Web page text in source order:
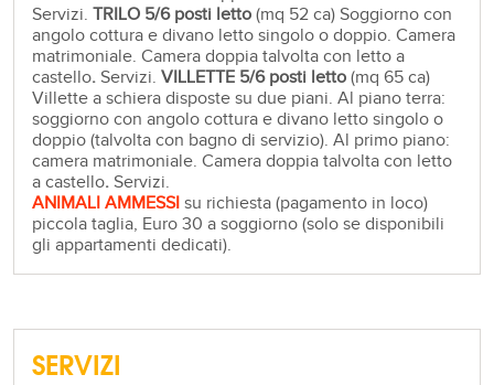
Servizi.TRILO 5/6 posti letto (mq 52 ca) Soggiorno con
angolo cottura e divano letto singolo o doppio. Camera
matrimoniale. Camera doppia talvolta con letto a
castello. Servizi.VILLETTE 5/6 posti letto (mq 65 ca)
Villette a schiera disposte su due piani. Al piano terra:
soggiorno con angolo cottura e divano letto singolo o
doppio (talvolta con bagno di servizio). Al primo piano:
camera matrimoniale. Camera doppia talvolta con letto
a castello. Servizi.
ANIMALI AMMESSI su richiesta (pagamento in loco)
piccola taglia, Euro 30 a soggiorno (solo se disponibili
gli appartamenti dedicati).
SERVIZI